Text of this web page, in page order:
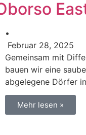
•
Februar 28, 2025
Gemeinsam mit
bauen wir eine
abgelegene Dörfer
Mehr lesen »